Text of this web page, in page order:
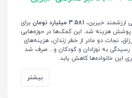
3.581 میلیارد تومان
برای
پوشش هزینه شد. این کمک‌ها در حوزه‌هایی
نجات دو مادر از خطر زندان، هزینه‌های
رسیدگی به نوزادان و کودکان و... صرف شد
این خانواده‌ها کاهش یابد.
بیشتر